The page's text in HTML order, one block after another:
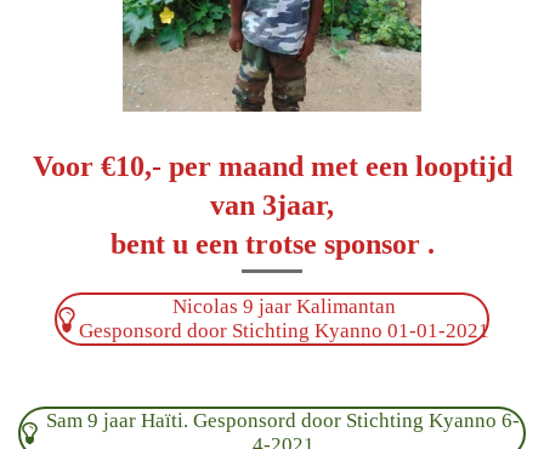
Voor €10,- per maand met een looptijd
van 3jaar,
bent u een trotse sponsor .
Nicolas 9 jaar Kalimantan
Gesponsord door Stichting Kyanno 01-01-2021
Sam 9 jaar Haïti. Gesponsord door Stichting Kyanno 6-